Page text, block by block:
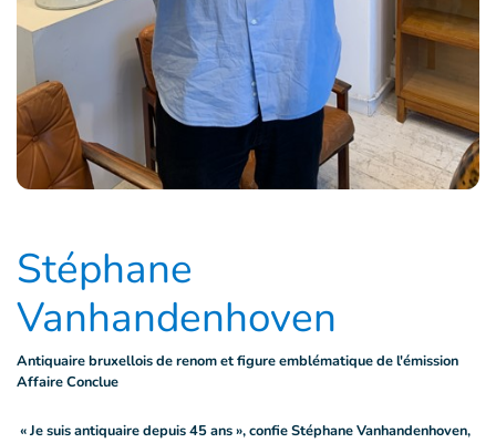
Stéphane
Vanhandenhoven
Antiquaire bruxellois de renom et figure emblématique de l'émission
Affaire Conclue
« Je suis antiquaire depuis 45 ans », confie Stéphane Vanhandenhoven,